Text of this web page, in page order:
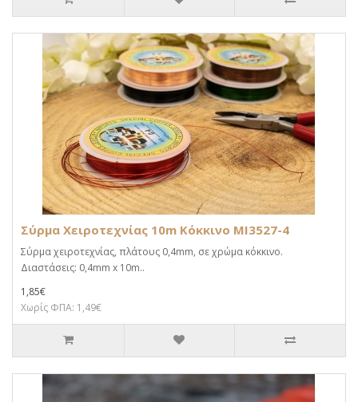
Σύρμα Χειροτεχνίας 10m Κόκκινο MI3527-4
Σύρμα χειροτεχνίας, πλάτους 0,4mm, σε χρώμα κόκκινο.
Διαστάσεις: 0,4mm x 10m..
1,85€
Χωρίς ΦΠΑ: 1,49€